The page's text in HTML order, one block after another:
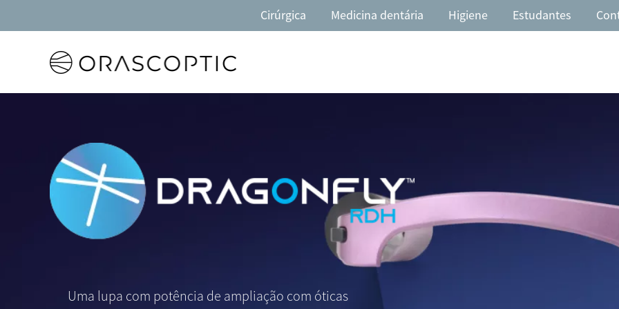
Cirúrgica Medicina dentária Higiene Estudantes
Uma lupa com potência de ampliação com óticas